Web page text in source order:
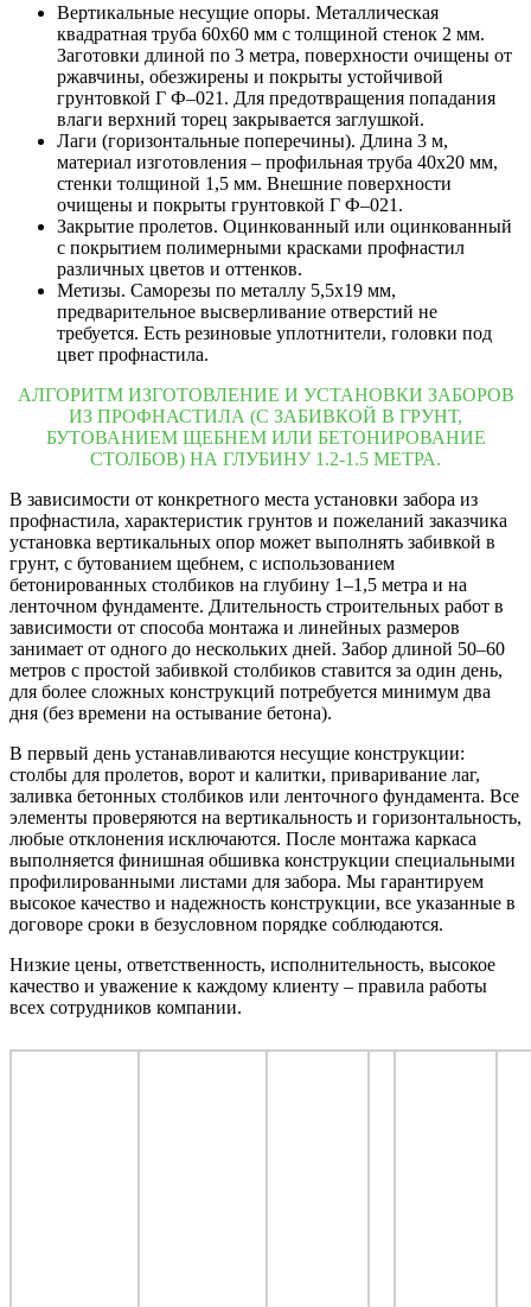
Вертикальные несущие опоры. Металлическая
квадратная труба 60х60 мм с толщиной стенок 2 мм.
Заготовки длиной по 3 метра, поверхности очищены от
ржавчины, обезжирены и покрыты устойчивой
грунтовкой Г Ф–021. Для предотвращения попадания
влаги верхний торец закрывается заглушкой.
Лаги (горизонтальные поперечины). Длина 3 м,
материал изготовления – профильная труба 40х20 мм,
стенки толщиной 1,5 мм. Внешние поверхности
очищены и покрыты грунтовкой Г Ф–021.
Закрытие пролетов. Оцинкованный или оцинкованный
с покрытием полимерными красками профнастил
различных цветов и оттенков.
Метизы. Саморезы по металлу 5,5х19 мм,
предварительное высверливание отверстий не
требуется. Есть резиновые уплотнители, головки под
цвет профнастила.
АЛГОРИТМ ИЗГОТОВЛЕНИЕ И УСТАНОВКИ ЗАБОРОВ
ИЗ ПРОФНАСТИЛА (С ЗАБИВКОЙ В ГРУНТ,
БУТОВАНИЕМ ЩЕБНЕМ ИЛИ БЕТОНИРОВАНИЕ
СТОЛБОВ) НА ГЛУБИНУ 1.2-1.5 МЕТРА.
В зависимости от конкретного места установки забора из
профнастила, характеристик грунтов и пожеланий заказчика
установка вертикальных опор может выполнять забивкой в
грунт, с бутованием щебнем, с использованием
бетонированных столбиков на глубину 1–1,5 метра и на
ленточном фундаменте. Длительность строительных работ в
зависимости от способа монтажа и линейных размеров
занимает от одного до нескольких дней. Забор длиной 50–60
метров с простой забивкой столбиков ставится за один день,
для более сложных конструкций потребуется минимум два
дня (без времени на остывание бетона).
В первый день устанавливаются несущие конструкции:
столбы для пролетов, ворот и калитки, приваривание лаг,
заливка бетонных столбиков или ленточного фундамента. Все
элементы проверяются на вертикальность и горизонтальность,
любые отклонения исключаются. После монтажа каркаса
выполняется финишная обшивка конструкции специальными
профилированными листами для забора. Мы гарантируем
высокое качество и надежность конструкции, все указанные в
договоре сроки в безусловном порядке соблюдаются.
Низкие цены, ответственность, исполнительность, высокое
качество и уважение к каждому клиенту – правила работы
всех сотрудников компании.